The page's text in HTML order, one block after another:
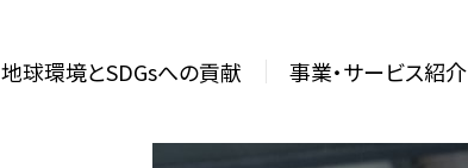
地球環境とSDGsへの貢献 事業・サービス紹介